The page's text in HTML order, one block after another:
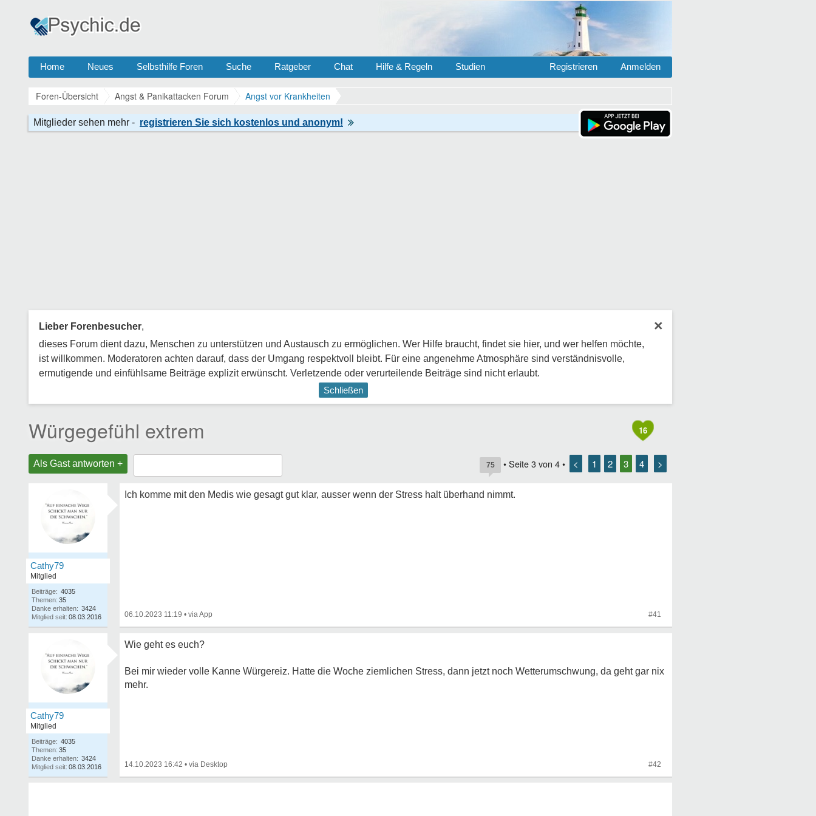
Home Neues Selbsthilfe Foren Suche Ratgeber Chat Hilfe & Regeln Studien Anmelden
Registrieren
Foren-Übersicht Angst & Panikattacken Forum Angst vor Krankheiten
×
Lieber Forenbesucher,
dieses Forum dient dazu, Menschen zu unterstützen und Austausch zu ermöglichen. Wer Hilfe braucht, findet sie hier, und wer helfen möchte,
ist willkommen. Moderatoren achten darauf, dass der Umgang respektvoll bleibt. Für eine angenehme Atmosphäre sind verständnisvolle,
ermutigende und einfühlsame Beiträge explizit erwünscht. Verletzende oder verurteilende Beiträge sind nicht erlaubt.
Schließen
16
Würgegefühl extrem
Als Gast antworten + 75 • Seite 3 von 4 • < 1 2 3 4 >
Cathy79
Mitglied
Beiträge: 4035
Themen: 35
Danke erhalten: 3424
Mitglied seit: 08.03.2016
Ich komme mit den Medis wie gesagt gut klar, ausser wenn der Stress halt überhand nimmt.
06.10.2023 11:19 • #41
Cathy79
Mitglied
Beiträge: 4035
Themen: 35
Danke erhalten: 3424
Mitglied seit: 08.03.2016
Wie geht es euch?
Bei mir wieder volle Kanne Würgereiz. Hatte die Woche ziemlichen Stress, dann jetzt noch Wetterumschwung, da geht gar nix
mehr.
14.10.2023 16:42 • #42